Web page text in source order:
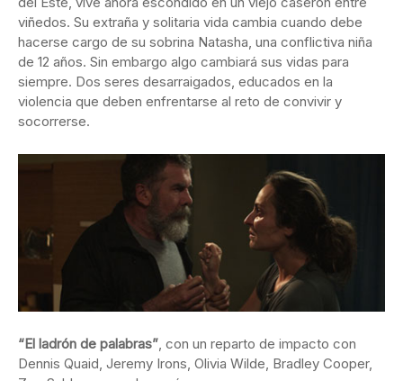
viñedos. Su extraña y solitaria vida cambia cuando debe
hacerse cargo de su sobrina Natasha, una conflictiva niña
de 12 años. Sin embargo algo cambiará sus vidas para
siempre. Dos seres desarraigados, educados en la
violencia que deben enfrentarse al reto de convivir y
socorrerse.
“El ladrón de palabras” , con un reparto de impacto con
Dennis Quaid, Jeremy Irons, Olivia Wilde, Bradley Cooper,